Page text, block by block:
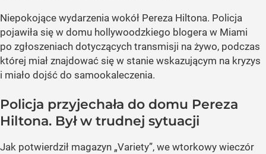
Niepokojące wydarzenia wokół Pereza Hiltona. Policja
pojawiła się w domu hollywoodzkiego blogera w Miami
po zgłoszeniach dotyczących transmisji na żywo, podczas
której miał znajdować się w stanie wskazującym na kryzys
i miało dojść do samookaleczenia.
Policja przyjechała do domu Pereza
Hiltona. Był w trudnej sytuacji
Jak potwierdził magazyn „Variety”, we wtorkowy wieczór